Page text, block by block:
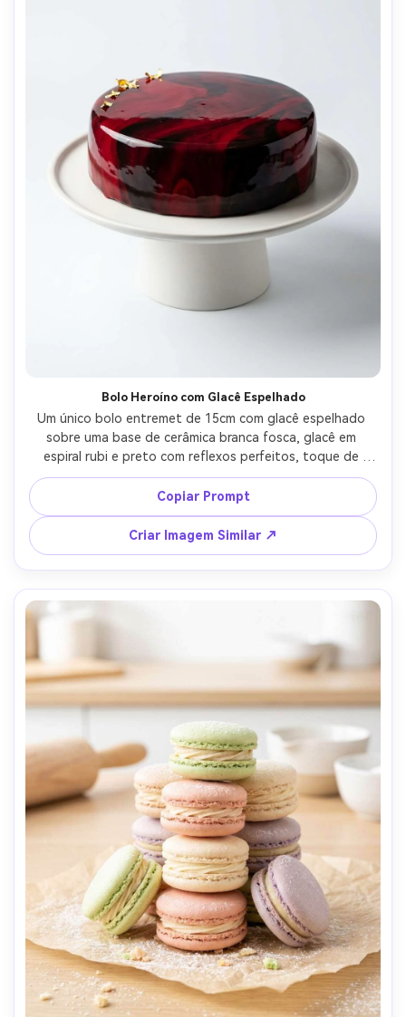
Bolo Heroíno com Glacê Espelhado
Um único bolo entremet de 15cm com glacê espelhado
sobre uma base de cerâmica branca fosca, glacê em
espiral rubi e preto com reflexos perfeitos, toque de
folha de ouro minimalista, fundo de estúdio limpo e
contínuo, iluminação principal de softbox com luz de
borda sutil, fotografado com Canon EOS R5, lente 85mm,
f/5.6, foco ultra nítido, fotografia de confeitaria premium,
textura realista e destaques, sombras perfeitamente
limpas, gradação de cor rica --ar 4:5
Copiar Prompt
Criar Imagem Similar ↗